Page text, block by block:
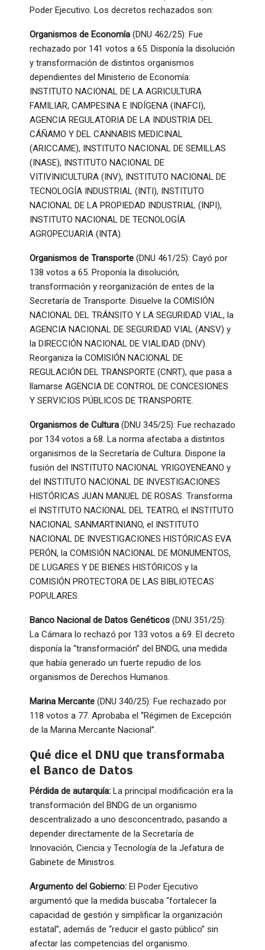
Poder Ejecutivo. Los decretos rechazados son:
Organismos de Economía (DNU 462/25): Fue
rechazado por 141 votos a 65. Disponía la disolución
y transformación de distintos organismos
dependientes del Ministerio de Economía:
INSTITUTO NACIONAL DE LA AGRICULTURA
FAMILIAR, CAMPESINA E INDÍGENA (INAFCI),
AGENCIA REGULATORIA DE LA INDUSTRIA DEL
CÁÑAMO Y DEL CANNABIS MEDICINAL
(ARICCAME), INSTITUTO NACIONAL DE SEMILLAS
(INASE), INSTITUTO NACIONAL DE
VITIVINICULTURA (INV), INSTITUTO NACIONAL DE
TECNOLOGÍA INDUSTRIAL (INTI), INSTITUTO
NACIONAL DE LA PROPIEDAD INDUSTRIAL (INPI),
INSTITUTO NACIONAL DE TECNOLOGÍA
AGROPECUARIA (INTA).
Organismos de Transporte (DNU 461/25): Cayó por
138 votos a 65. Proponía la disolución,
transformación y reorganización de entes de la
Secretaría de Transporte. Disuelve la COMISIÓN
NACIONAL DEL TRÁNSITO Y LA SEGURIDAD VIAL, la
AGENCIA NACIONAL DE SEGURIDAD VIAL (ANSV) y
la DIRECCIÓN NACIONAL DE VIALIDAD (DNV).
Reorganiza la COMISIÓN NACIONAL DE
REGULACIÓN DEL TRANSPORTE (CNRT), que pasa a
llamarse AGENCIA DE CONTROL DE CONCESIONES
Y SERVICIOS PÚBLICOS DE TRANSPORTE.
Organismos de Cultura (DNU 345/25): Fue rechazado
por 134 votos a 68. La norma afectaba a distintos
organismos de la Secretaría de Cultura. Dispone la
fusión del INSTITUTO NACIONAL YRIGOYENEANO y
del INSTITUTO NACIONAL DE INVESTIGACIONES
HISTÓRICAS JUAN MANUEL DE ROSAS. Transforma
el INSTITUTO NACIONAL DEL TEATRO, el INSTITUTO
NACIONAL SANMARTINIANO, el INSTITUTO
NACIONAL DE INVESTIGACIONES HISTÓRICAS EVA
PERÓN, la COMISIÓN NACIONAL DE MONUMENTOS,
DE LUGARES Y DE BIENES HISTÓRICOS y la
COMISIÓN PROTECTORA DE LAS BIBLIOTECAS
POPULARES.
Banco Nacional de Datos Genéticos (DNU 351/25):
La Cámara lo rechazó por 133 votos a 69. El decreto
disponía la “transformación” del BNDG, una medida
que había generado un fuerte repudio de los
organismos de Derechos Humanos.
Marina Mercante (DNU 340/25): Fue rechazado por
118 votos a 77. Aprobaba el “Régimen de Excepción
de la Marina Mercante Nacional”.
Qué dice el DNU que transformaba
el Banco de Datos
Pérdida de autarquía: La principal modificación era la
transformación del BNDG de un organismo
descentralizado a uno desconcentrado, pasando a
depender directamente de la Secretaría de
Innovación, Ciencia y Tecnología de la Jefatura de
Gabinete de Ministros.
Argumento del Gobierno: El Poder Ejecutivo
argumentó que la medida buscaba “fortalecer la
capacidad de gestión y simplificar la organización
estatal”, además de “reducir el gasto público” sin
afectar las competencias del organismo.